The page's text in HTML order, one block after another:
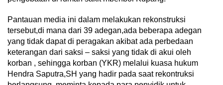
Pantauan media ini dalam melakukan rekonstruksi
tersebut,di mana dari 39 adegan,ada beberapa adegan
yang tidak dapat di peragakan akibat ada perbedaan
keterangan dari saksi – saksi yang tidak di akui oleh
korban , sehingga korban (YKR) melalui kuasa hukum
Hendra Saputra,SH yang hadir pada saat rekontruksi